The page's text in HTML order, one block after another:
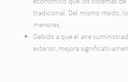
tradicional. Del mismo modo,
menores.
Debido a que el aire
exterior, mejora